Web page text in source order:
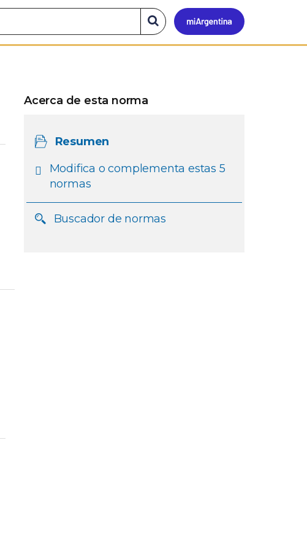
Mi
Buscar
en
el
Acerca de esta norma
Resumen
Modifica o complementa estas 5
normas
Buscador de normas